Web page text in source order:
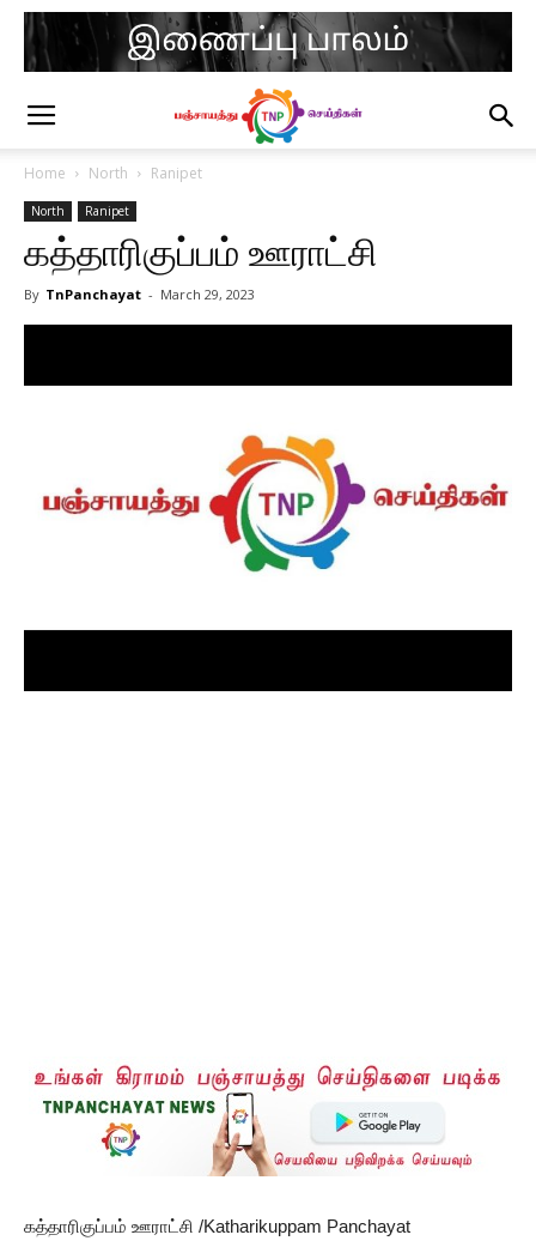
Home North Ranipet
North Ranipet
கத்தாரிகுப்பம் ஊராட்சி
By TnPanchayat - March 29, 2023
கத்தாரிகுப்பம் ஊராட்சி /Katharikuppam Panchayat